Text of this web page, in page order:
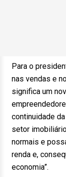
Para o
nas vendas e
significa um
continuidade
setor
normais e
renda e,
economia”.